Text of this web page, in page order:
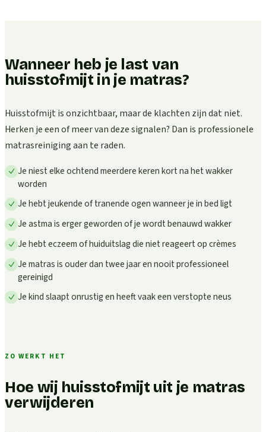
Wanneer heb je last van
huisstofmijt in je matras?
Huisstofmijt is onzichtbaar, maar de klachten zijn dat niet.
Herken je een of meer van deze signalen? Dan is professionele
matrasreiniging aan te raden.
Je niest elke ochtend meerdere keren kort na het wakker
worden
Je hebt jeukende of tranende ogen wanneer je in bed ligt
Je astma is erger geworden of je wordt benauwd wakker
Je hebt eczeem of huiduitslag die niet reageert op crèmes
Je matras is ouder dan twee jaar en nooit professioneel
gereinigd
Je kind slaapt onrustig en heeft vaak een verstopte neus
ZO WERKT HET
Hoe wij huisstofmijt uit je matras
verwijderen